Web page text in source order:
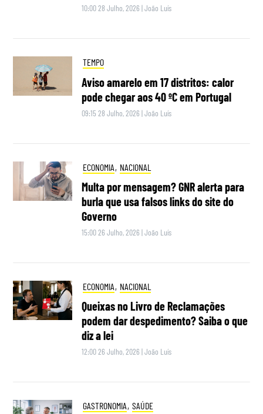
10:00 28 Julho, 2026 |João Luís
TEMPO
Aviso amarelo em 17 distritos: calor
pode chegar aos 40 ºC em Portugal
09:15 28 Julho, 2026 |João Luís
ECONOMIA, NACIONAL
Multa por mensagem? GNR alerta para
burla que usa falsos links do site do
Governo
15:00 26 Julho, 2026 |João Luís
ECONOMIA, NACIONAL
Queixas no Livro de Reclamações
podem dar despedimento? Saiba o que
diz a lei
12:00 26 Julho, 2026 |João Luís
GASTRONOMIA, SAÚDE